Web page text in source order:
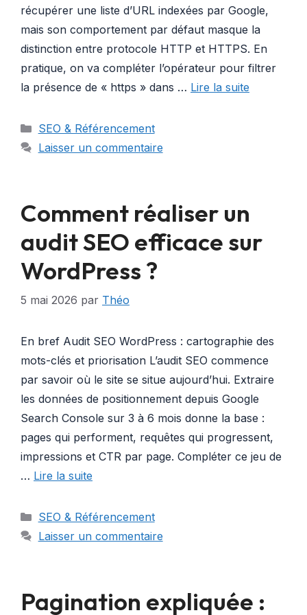
récupérer une liste d’URL indexées par Google,
mais son comportement par défaut masque la
distinction entre protocole HTTP et HTTPS. En
pratique, on va compléter l’opérateur pour filtrer
la présence de « https » dans … Lire la suite
Catégories
SEO & Référencement
Laisser un commentaire
Comment réaliser un
audit SEO efficace sur
WordPress ?
5 mai 2026 par Théo
En bref Audit SEO WordPress : cartographie des
mots-clés et priorisation L’audit SEO commence
par savoir où le site se situe aujourd’hui. Extraire
les données de positionnement depuis Google
Search Console sur 3 à 6 mois donne la base :
pages qui performent, requêtes qui progressent,
impressions et CTR par page. Compléter ce jeu de
… Lire la suite
Catégories
SEO & Référencement
Laisser un commentaire
Pagination expliquée :